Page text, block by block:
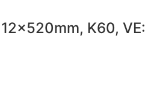
K60, VE: